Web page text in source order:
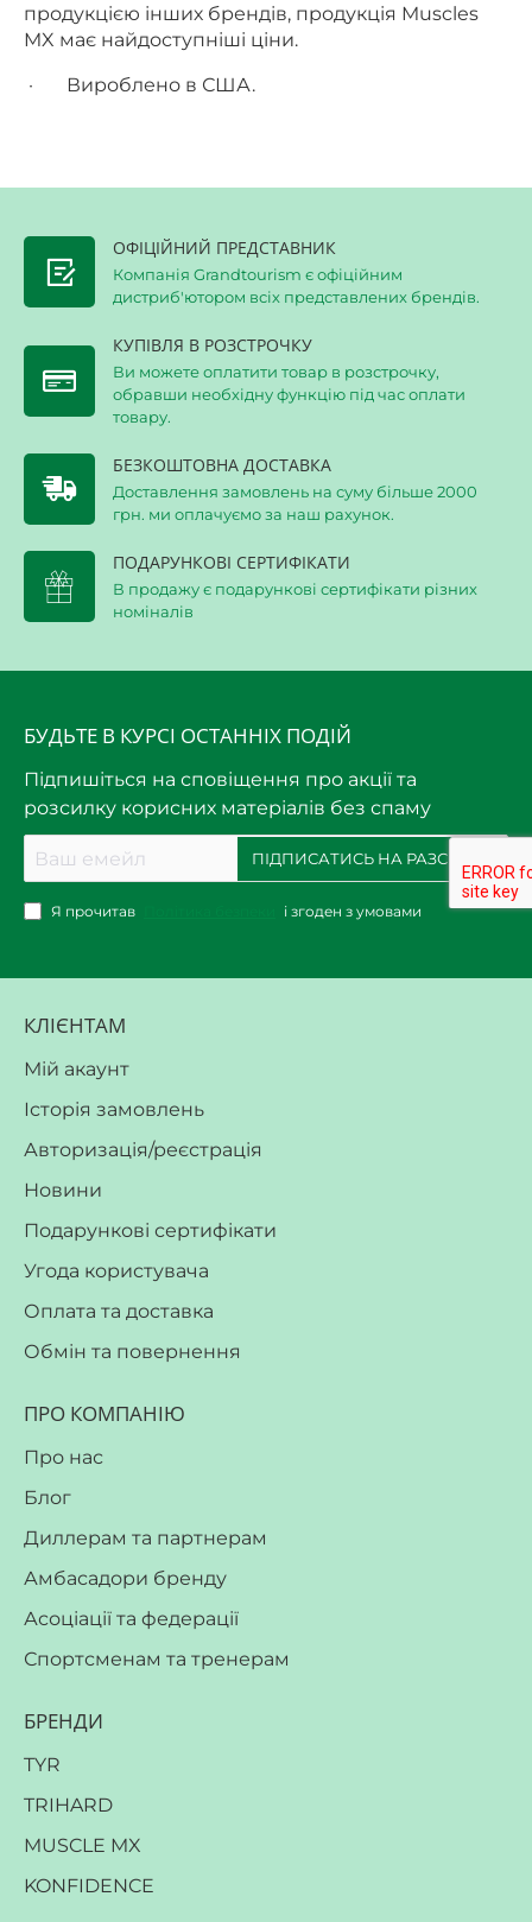
продукцією інших брендів, продукція Muscles
MX має найдоступніші ціни.
·
Вироблено в США.
ОФІЦІЙНИЙ ПРЕДСТАВНИК
Компанія Grandtourism є офіційним
дистриб'ютором всіх представлених брендів.
КУПІВЛЯ В РОЗСТРОЧКУ
Ви можете оплатити товар в розстрочку,
обравши необхідну функцію під час оплати
товару.
БЕЗКОШТОВНА ДОСТАВКА
Доставлення замовлень на суму більше 2000
грн. ми оплачуємо за наш рахунок.
ПОДАРУНКОВІ СЕРТИФІКАТИ
В продажу є подарункові сертифікати різних
номіналів
БУДЬТЕ В КУРСІ ОСТАННІХ ПОДІЙ
Підпишіться на сповіщення про акції та
розсилку корисних матеріалів без спаму
емейл
ПІДПИСАТИСЬ НА РАЗСИЛКУ
Я прочитав і згоден з умовами
КЛІЄНТАМ
Мій акаунт
Історія замовлень
Авторизація/реєстрація
Новини
Подарункові сертифікати
Угода користувача
Оплата та доставка
Обмін та повернення
ПРО КОМПАНІЮ
Про нас
Блог
Диллерам та партнерам
Амбасадори бренду
Асоціації та федерації
Спортсменам та тренерам
БРЕНДИ
TYR
TRIHARD
MUSCLE MX
KONFIDENCE